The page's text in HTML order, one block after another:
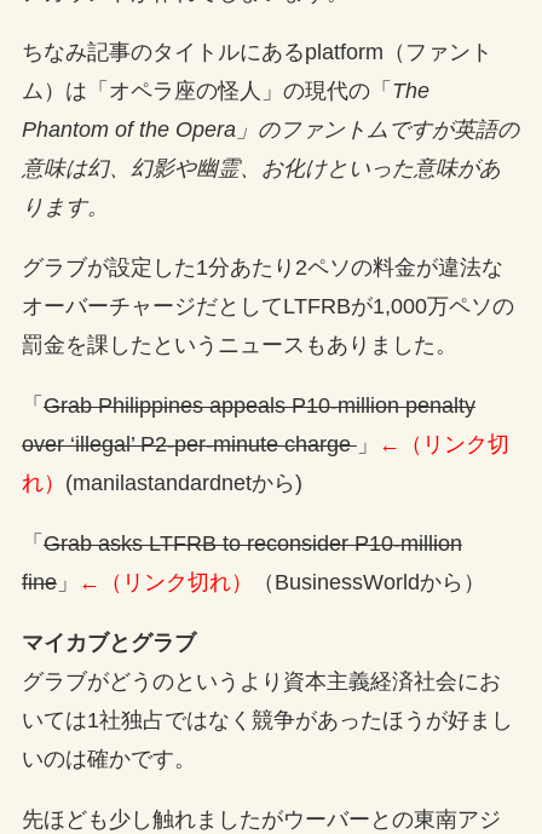
ちなみ記事のタイトルにあるplatform（ファント
ム）は「オペラ座の怪人」の現代の「 The
Phantom of the Opera」のファントムですが英語の
意味は幻、幻影や幽霊、お化けといった意味があ
ります。
グラブが設定した1分あたり2ペソの料金が違法な
オーバーチャージだとしてLTFRBが1,000万ペソの
罰金を課したというニュースもありました。
「 Grab Philippines appeals P10-million penalty
over ‘illegal’ P2-per-minute charge」
←（リンク切
れ） (manilastandardnetから)
「 Grab asks LTFRB to reconsider P10-million
fine」 ←（リンク切れ） （BusinessWorldから）
マイカブとグラブ
グラブがどうのというより資本主義経済社会にお
いては1社独占ではなく競争があったほうが好まし
いのは確かです。
先ほども少し触れましたがウーバーとの東南アジ